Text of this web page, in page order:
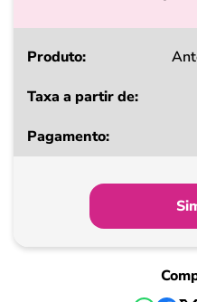
Produto
a
Pagamento